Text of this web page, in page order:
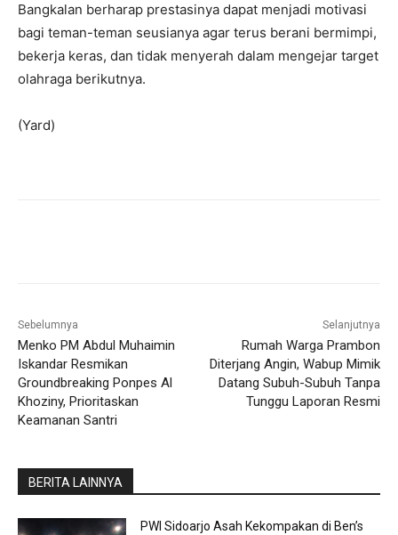
Bangkalan berharap prestasinya dapat menjadi motivasi
bagi teman-teman seusianya agar terus berani bermimpi,
bekerja keras, dan tidak menyerah dalam mengejar target
olahraga berikutnya.
(Yard)
Sebelumnya
Menko PM Abdul Muhaimin
Iskandar Resmikan
Groundbreaking Ponpes Al
Khoziny, Prioritaskan
Keamanan Santri
Selanjutnya
Rumah Warga Prambon
Diterjang Angin, Wabup Mimik
Datang Subuh-Subuh Tanpa
Tunggu Laporan Resmi
BERITA LAINNYA
PWI Sidoarjo Asah Kekompakan di Ben’s